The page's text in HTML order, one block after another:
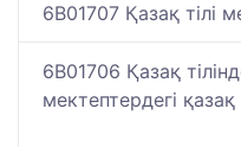
6B01707 Қазақ тілі
6B01706 Қазақ
мектептердегі қазақ